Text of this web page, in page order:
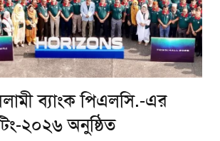
ব্যাংক পিএলসি.-এর
২০২৬ অনুষ্ঠিত